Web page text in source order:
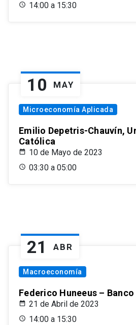
14:00 a 15:30
10 MAY
Microeconomía Aplicada
Emilio Depetris-Chauvín,
Católica
10 de Mayo de 2023
03:30 a 05:00
21 ABR
Macroeconomía
Federico Huneeus –
21 de Abril de 2023
14:00 a 15:30